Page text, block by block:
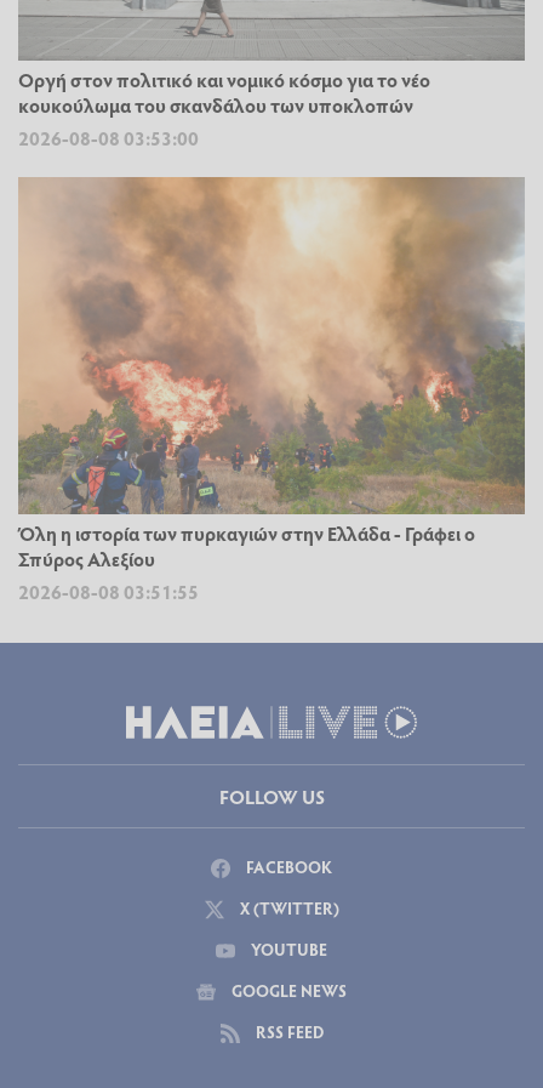
Οργή στον πολιτικό και νομικό κόσμο για το νέο
κουκούλωμα του σκανδάλου των υποκλοπών
2026-08-08 03:53:00
Όλη η ιστορία των πυρκαγιών στην Ελλάδα - Γράφει ο
Σπύρος Αλεξίου
2026-08-08 03:51:55
FOLLOW US
FACEBOOK
X (TWITTER)
YOUTUBE
GOOGLE NEWS
RSS FEED